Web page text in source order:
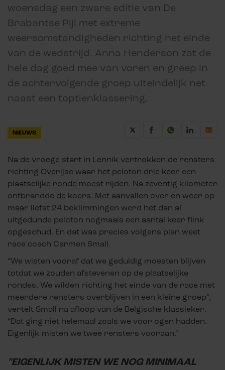
woensdag een zware editie van De
Brabantse Pijl met extreme
weersomstandigheden richting het einde
van de wedstrijd. Anna Henderson zat de
hele dag goed mee van voren en greep in
de achtervolgende groep uiteindelijk net
naast een toptienklassering.
NIEUWS
Na de vroege start in Lennik vertrokken de rensters
richting Overijse waar het peloton drie keer een
plaatselijke ronde moest rijden. Na zeventig kilometer
ontbrandde de koers. Met aanvallen over en weer op
maar liefst 24 beklimmingen werd het dan al
uitgedunde peloton nogmaals een aantal keer flink
opgeschud. En dat was precies volgens plan weet
race coach Carmen Small.
“We wisten vooraf dat we geduldig moesten blijven
totdat we zouden afstevenen op de plaatselijke
rondes. We wilden richting het einde van de race met
meerdere rensters overblijven in een kleine groep”,
vertelt Small na afloop van de Belgische klassieker.
“Dat ging niet helemaal zoals we voor ogen hadden.
Eigenlijk misten we twee rensters vooraan.”
"EIGENLIJK MISTEN WE NOG MINIMAAL